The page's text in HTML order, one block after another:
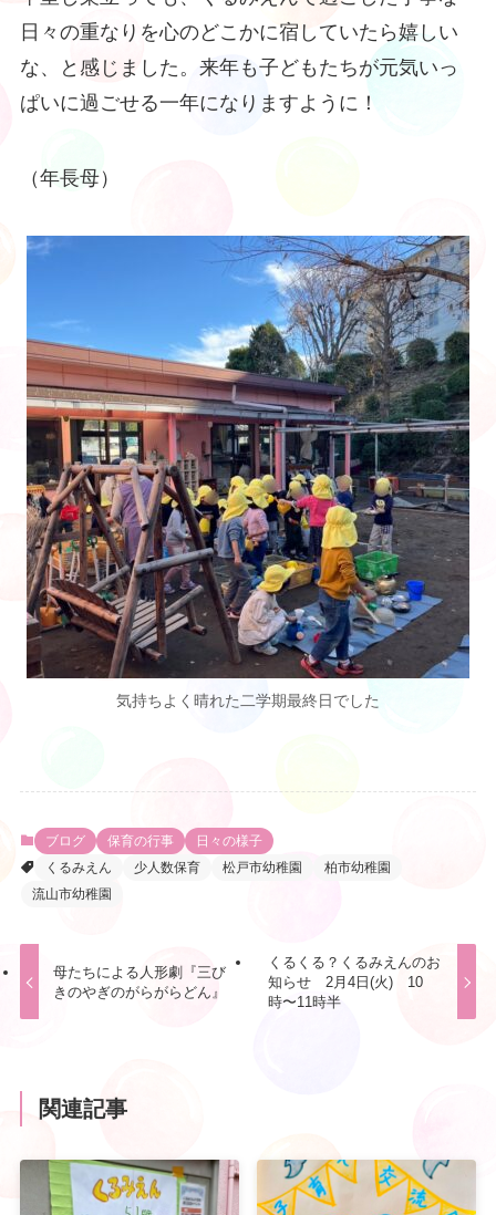
日々の重なりを心のどこかに宿していたら嬉しい
な、と感じました。来年も子どもたちが元気いっ
ぱいに過ごせる一年になりますように！
（年長母）
気持ちよく晴れた二学期最終日でした
ブログ 保育の行事
日々の様子
くるみえん
少人数保育 松戸市幼稚園
柏市幼稚園
流山市幼稚園
母たちによる人形劇『三び
きのやぎのがらがらどん』
くるくる？くるみえんのお
知らせ 2月4日(火) 10
時〜11時半
関連記事